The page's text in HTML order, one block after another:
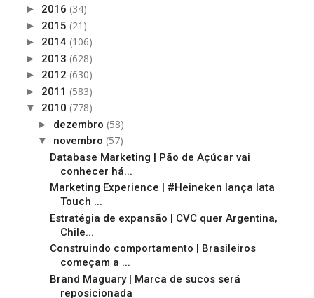
► 2016 (34)
► 2015 (21)
► 2014 (106)
► 2013 (628)
► 2012 (630)
► 2011 (583)
▼ 2010 (778)
► dezembro (58)
▼ novembro (57)
Database Marketing | Pão de Açúcar vai
conhecer há...
Marketing Experience | #Heineken lança lata
Touch ...
Estratégia de expansão | CVC quer Argentina,
Chile...
Construindo comportamento | Brasileiros
começam a ...
Brand Maguary | Marca de sucos será
reposicionada